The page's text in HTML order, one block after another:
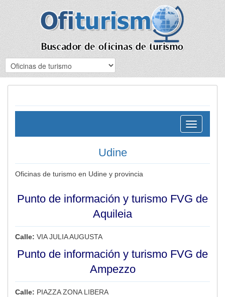
Toggle
navigation
Udine
Oficinas de turismo en Udine y provincia
Punto de información y turismo FVG de
Aquileia
Calle: VIA JULIA AUGUSTA
Punto de información y turismo FVG de
Ampezzo
Calle: PIAZZA ZONA LIBERA